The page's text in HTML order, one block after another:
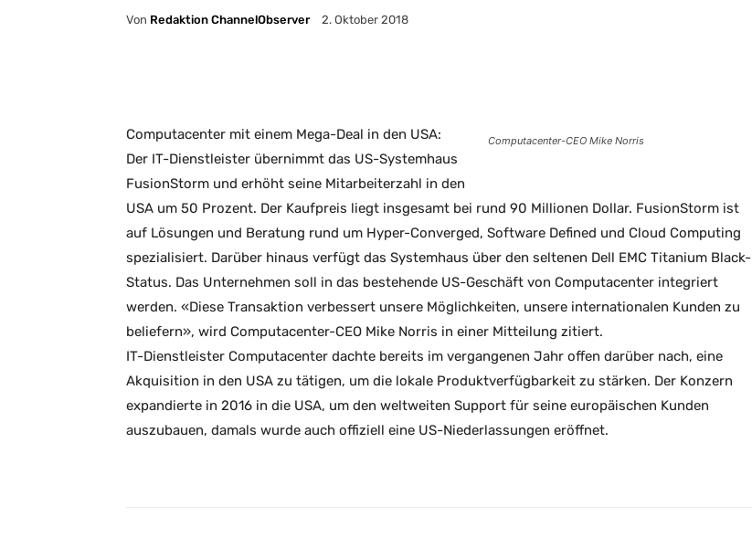
Von Redaktion ChannelObserver 2. Oktober 2018
Computacenter-CEO Mike Norris
Computacenter mit einem Mega-Deal in den USA:
Der IT-Dienstleister übernimmt das US-Systemhaus
FusionStorm und erhöht seine Mitarbeiterzahl in den
USA um 50 Prozent. Der Kaufpreis liegt insgesamt bei rund 90 Millionen Dollar. FusionStorm ist
auf Lösungen und Beratung rund um Hyper-Converged, Software Defined und Cloud Computing
spezialisiert. Darüber hinaus verfügt das Systemhaus über den seltenen Dell EMC Titanium Black-
Status. Das Unternehmen soll in das bestehende US-Geschäft von Computacenter integriert
werden. «Diese Transaktion verbessert unsere Möglichkeiten, unsere internationalen Kunden zu
beliefern», wird Computacenter-CEO Mike Norris in einer Mitteilung zitiert.
IT-Dienstleister Computacenter dachte bereits im vergangenen Jahr offen darüber nach, eine
Akquisition in den USA zu tätigen, um die lokale Produktverfügbarkeit zu stärken. Der Konzern
expandierte in 2016 in die USA, um den weltweiten Support für seine europäischen Kunden
auszubauen, damals wurde auch offiziell eine US-Niederlassungen eröffnet.